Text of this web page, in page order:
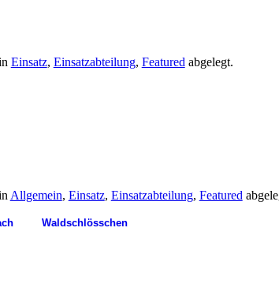
Einsatz, Einsatzabteilung, Featuredabgelegt.
Allgemein, Einsatz, Einsatzabteilung, Featured
Waldschlösschen